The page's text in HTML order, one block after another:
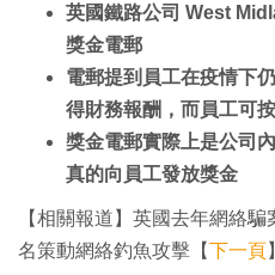
英國鐵路公司 West
獎金電郵
電郵提到員工在疫情下
得財務報酬，而員工可
獎金電郵實際上是公司
真的向員工發放獎金
【相關報道】英國去年網絡
名策動網絡釣魚攻擊【下一頁】